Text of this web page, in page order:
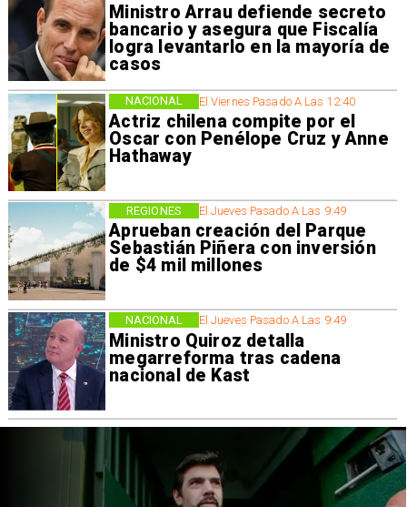
Ministro Arrau defiende secreto
bancario y asegura que Fiscalía
logra levantarlo en la mayoría de
casos
El Viernes Pasado A Las 12:40
Actriz chilena compite por el
Oscar con Penélope Cruz y Anne
Hathaway
NACIONAL
El Jueves Pasado A Las 9:49
Aprueban creación del Parque
Sebastián Piñera con inversión
de $4 mil millones
REGIONES
El Jueves Pasado A Las 9:49
Ministro Quiroz detalla
megarreforma tras cadena
nacional de Kast
NACIONAL